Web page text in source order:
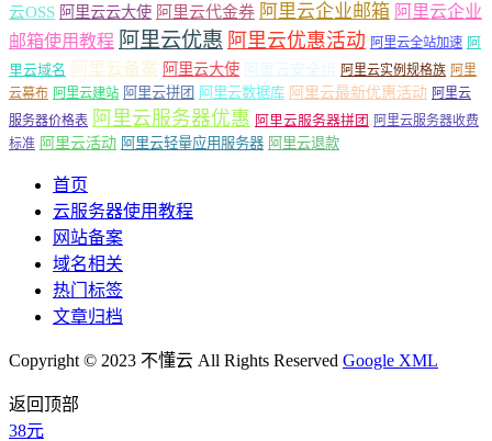
云OSS 阿里云云大使 阿里云代金券 阿里云企业邮箱 阿里云企业
邮箱使用教程 阿里云优惠 阿里云优惠活动 阿里云全站加速 阿
里云域名 阿里云备案 阿里云大使 阿里云实例规格族 阿里
云幕布 阿里云建站 阿里云拼团 阿里云数据库 阿里云最新优惠活动 阿里云
服务器价格表 阿里云服务器优惠 阿里云服务器拼团 阿里云服务器收费
标准 阿里云活动 阿里云轻量应用服务器 阿里云退款
首页
云服务器使用教程
网站备案
域名相关
热门标签
文章归档
Copyright © 2023 不懂云 All Rights Reserved Google XML
返回顶部
38元